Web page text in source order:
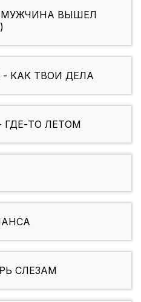
МУЖЧИНА ВЫШЕЛ
КАК ТВОИ ДЕЛА
ТО ЛЕТОМ
СЛЕЗАМ